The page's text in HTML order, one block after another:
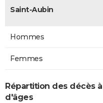
Saint-Aubin
Hommes
Femmes
Répartition des décès
d'âges